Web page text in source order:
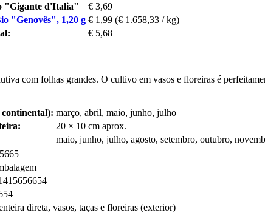
"Gigante d'Italia"
€ 3,69
"Genovês", 1,20 g € 1,99 (€ 1.658,33 / kg)
€ 5,68
com folhas grandes. O cultivo em vasos e floreiras é
continental): março, abril, maio, junho, julho
20 × 10 cm aprox.
maio, junho, julho, agosto, setembro, outubro,
direta, vasos, taças e floreiras (exterior)